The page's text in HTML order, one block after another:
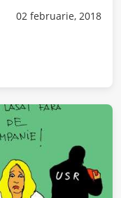
02 februarie, 2018